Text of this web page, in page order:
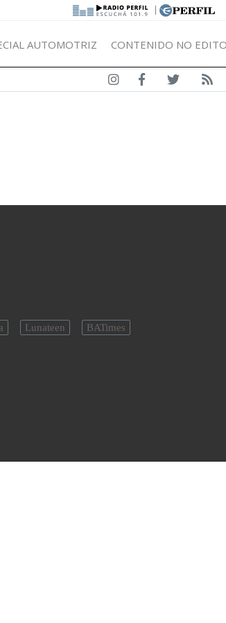
|
AUTOMOTRIZ CONTENIDO NO
Lunateen BATimes